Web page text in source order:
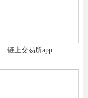
链上交易所app